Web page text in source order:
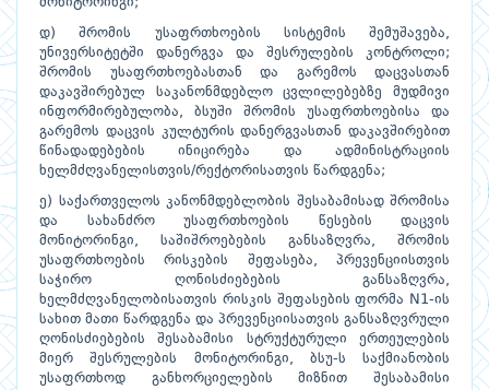
მონიტორინგი;
დ) შრომის უსაფრთხოების სისტემის შემუშავება,
უნივერსიტეტში დანერგვა და შესრულების კონტროლი;
შრომის უსაფრთხოებასთან და გარემოს დაცვასთან
დაკავშირებულ საკანონმდებლო ცვლილებებზე მუდმივი
ინფორმირებულობა, ბსუში შრომის უსაფრთხოებისა და
გარემოს დაცვის კულტურის დანერგვასთან დაკავშირებით
წინადადებების ინიცირება და ადმინისტრაციის
ხელმძღვანელისთვის/რექტორისათვის წარდგენა;
ე) საქართველოს კანონმდებლობის შესაბამისად შრომისა
და სახანძრო უსაფრთხოების წესების დაცვის
მონიტორინგი, საშიშროებების განსაზღვრა, შრომის
უსაფრთხოების რისკების შეფასება, პრევენციისთვის
საჭირო ღონისძიებების განსაზღვრა,
ხელმძღვანელობისათვის რისკის შეფასების ფორმა N1-ის
სახით მათი წარდგენა და პრევენციისათვის განსაზღვრული
ღონისძიებების შესაბამისი სტრუქტურული ერთეულების
მიერ შესრულების მონიტორინგი, ბსუ-ს საქმიანობის
უსაფრთხოდ განხორციელების მიზნით შესაბამისი